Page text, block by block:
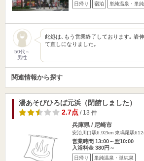
日帰り 宿泊 単純温泉・単
50代～
男性
此処は､もう営業終了しております｡ 岩
て直しになりました｡
関連情報から探す
湯あそびひろば元浜（閉館しました）
2.7点/ 13 件
兵庫県 / 尼崎市
安治川口駅6.92km 東鳴尾駅
営業時間 13:00～翌10:00
入浴料金 380円～
日帰り 単純温泉・単純泉